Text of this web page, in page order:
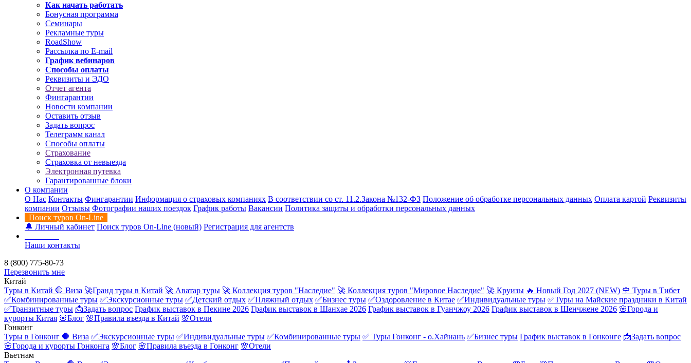
Как начать работать
Бонусная программа
Семинары
Рекламные туры
RoadShow
Рассылка по E-mail
График вебинаров
Способы оплаты
Реквизиты и ЭДО
Отчет агента
Фингарантии
Новости компании
Оставить отзыв
Задать вопрос
Телеграмм канал
Способы оплаты
Страхование
Страховка от невыезда
Электронная путевка
Гарантированные блоки
О компании
О Нас Контакты Фингарантии Информация о страховых компаниях В соответствии со ст. 11.2.Закона №132-ФЗ Положение об обработке персональных данных Оплата картой Реквизиты
компании Отзывы Фотографии наших поездок График работы Вакансии Политика защиты и обработки персональных данных
Поиск туров On-Line
🔔 Личный кабинет Поиск туров On-Line (новый) Регистрация для агентств
Наши контакты
8 (800) 775-80-73
Перезвонить мне
Китай
Туры в Китай 🛑 Виза 🚀Гранд туры в Китай 🚀 Аватар туры 🚀 Коллекция туров "Наследие" 🚀 Коллекция туров "Мировое Наследие" 🚀 Круизы 🔥 Новый Год 2027 (NEW) 🌹 Туры в Тибет
✅Комбинированные туры ✅Экскурсионные туры ✅Детский отдых ✅Пляжный отдых ✅Бизнес туры ✅Оздоровление в Китае ✅Индивидуальные туры ✅Туры на Майские праздники в Китай
✅Транзитные туры 📩Задать вопрос График выставок в Пекине 2026 График выставок в Шанхае 2026 График выставок в Гуанчжоу 2026 График выставок в Шенчжене 2026 🌸Города и
курорты Китая 🌸Блог 🌸Правила въезда в Китай 🌸Отели
Гонконг
Туры в Гонконг 🛑 Виза ✅Экскурсионные туры ✅Индивидуальные туры ✅Комбинированные туры ✅ Туры Гонконг - о.Хайнань ✅Бизнес туры График выставок в Гонконге 📩Задать вопрос
🌸Города и курорты Гонконга 🌸Блог 🌸Правила въезда в Гонконг 🌸Отели
Вьетнам